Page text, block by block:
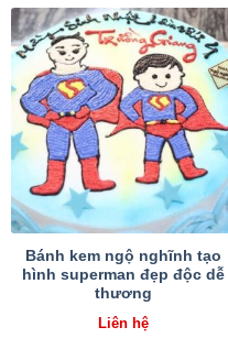
Bánh kem ngộ nghĩnh tạo
hình superman đẹp độc dễ
thương
Liên hệ